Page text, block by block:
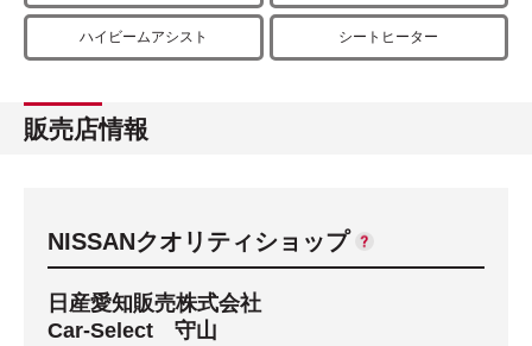
ハイビームアシスト シートヒーター
販売店情報
NISSANクオリティショップ
日産愛知販売株式会社
Car-Select 守山